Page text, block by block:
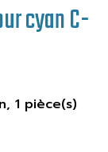
cyan C-
1 pièce(s)